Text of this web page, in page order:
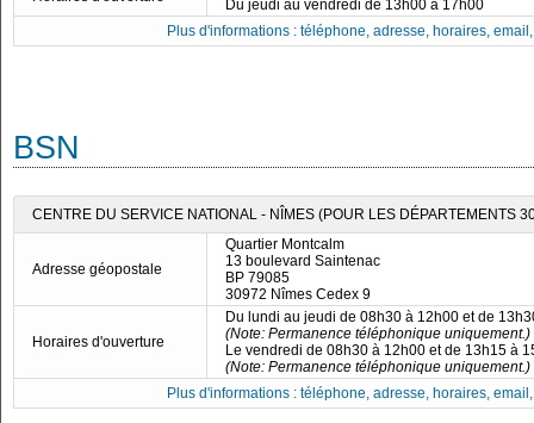
Du jeudi au vendredi de 13h00 à 17h00
Plus d'informations : téléphone, adresse, horaires,
BSN
CENTRE DU SERVICE NATIONAL - NÎMES (POUR LES DÉPARTEMENTS
Adresse géopostale
Quartier Montcalm
13 boulevard Saintenac
BP 79085
30972 Nîmes Cedex 9
Horaires d'ouverture
Du lundi au jeudi de 08h30 à 12h00 et de
(Note: Permanence téléphonique uniquement.)
Le vendredi de 08h30 à 12h00 et de 13h15 à
(Note: Permanence téléphonique uniquement.)
Plus d'informations : téléphone, adresse, horaires,